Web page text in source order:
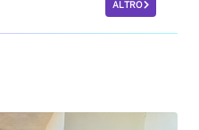
ALTRO